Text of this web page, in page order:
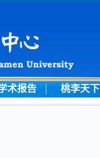
术报告 桃李天下